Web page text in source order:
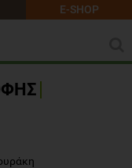
E-SHOP